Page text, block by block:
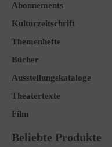
Abonnements
Kulturzeitschrift
Themenhefte
Bücher
Ausstellungskataloge
Theatertexte
Film
Beliebte Produkte